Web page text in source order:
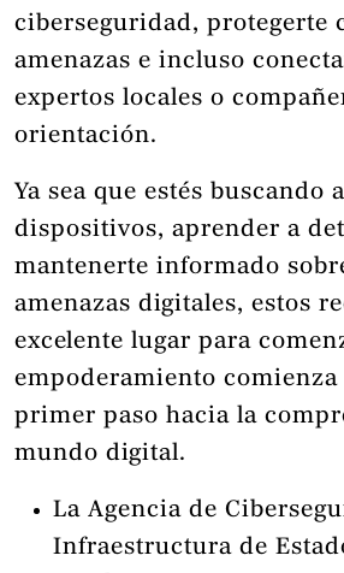
ciberseguridad, protegerte
amenazas e incluso
expertos locales o
orientación.
Ya sea que estés buscando
dispositivos, aprender a
mantenerte informado
amenazas digitales, estos
excelente lugar para
empoderamiento comienza
primer paso hacia la
mundo digital.
La Agencia de
Infraestructura de